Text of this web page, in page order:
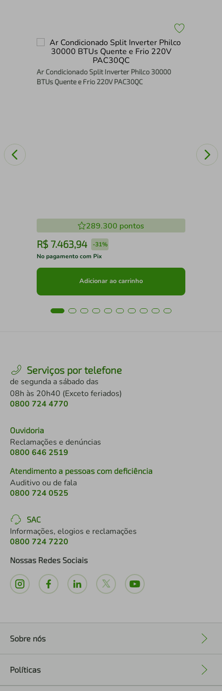
Ar Condicionado Split Inverter Philco 30000
BTUs Quente e Frio 220V PAC30QC
289.300 pontos
R$ 7.463,94 -31%
No pagamento com Pix
Adicionar ao carrinho
Serviços por telefone
de segunda a sábado das
08h às 20h40 (Exceto feriados)
0800 724 4770
Ouvidoria
Reclamações e denúncias
0800 646 2519
Atendimento a pessoas com deficiência
Auditivo ou de fala
0800 724 0525
SAC
Informações, elogios e reclamações
0800 724 7220
Nossas Redes Sociais
Sobre nós
Políticas